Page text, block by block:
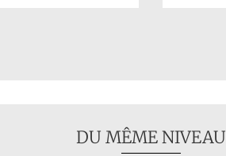
DU MÊME NIVEAU